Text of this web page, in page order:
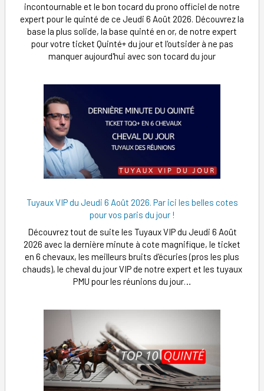
incontournable et le bon tocard du prono officiel de notre
expert pour le quinté de ce Jeudi 6 Août 2026. Découvrez la
base la plus solide, la base quinté en or, de notre expert
pour votre ticket Quinté+ du jour et l'outsider à ne pas
manquer aujourd'hui avec son tocard du jour
Tuyaux VIP du Jeudi 6 Août 2026. Par ici les belles cotes
pour vos paris du jour !
Découvrez tout de suite les Tuyaux VIP du Jeudi 6 Août
2026 avec la dernière minute à cote magnifique, le ticket
en 6 chevaux, les meilleurs bruits d'écuries (pros les plus
chauds), le cheval du jour VIP de notre expert et les tuyaux
PMU pour les réunions du jour…